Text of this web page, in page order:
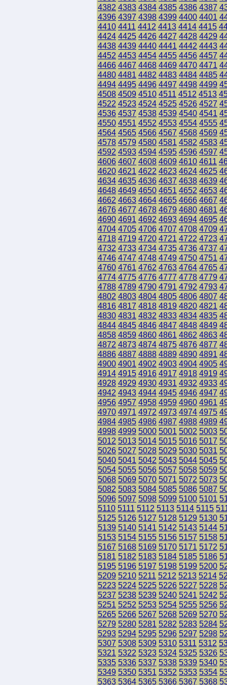
4382 4383 4384 4385 4386 4387
4396 4397 4398 4399 4400 4401
4410 4411 4412 4413 4414 4415
4424 4425 4426 4427 4428 4429
4438 4439 4440 4441 4442 4443
4452 4453 4454 4455 4456 4457
4466 4467 4468 4469 4470 4471
4480 4481 4482 4483 4484 4485
4494 4495 4496 4497 4498 4499
4508 4509 4510 4511 4512 4513
4522 4523 4524 4525 4526 4527
4536 4537 4538 4539 4540 4541
4550 4551 4552 4553 4554 4555
4564 4565 4566 4567 4568 4569
4578 4579 4580 4581 4582 4583
4592 4593 4594 4595 4596 4597
4606 4607 4608 4609 4610 4611
4620 4621 4622 4623 4624 4625
4634 4635 4636 4637 4638 4639
4648 4649 4650 4651 4652 4653
4662 4663 4664 4665 4666 4667
4676 4677 4678 4679 4680 4681
4690 4691 4692 4693 4694 4695
4704 4705 4706 4707 4708 4709
4718 4719 4720 4721 4722 4723
4732 4733 4734 4735 4736 4737
4746 4747 4748 4749 4750 4751
4760 4761 4762 4763 4764 4765
4774 4775 4776 4777 4778 4779
4788 4789 4790 4791 4792 4793
4802 4803 4804 4805 4806 4807
4816 4817 4818 4819 4820 4821
4830 4831 4832 4833 4834 4835
4844 4845 4846 4847 4848 4849
4858 4859 4860 4861 4862 4863
4872 4873 4874 4875 4876 4877
4886 4887 4888 4889 4890 4891
4900 4901 4902 4903 4904 4905
4914 4915 4916 4917 4918 4919
4928 4929 4930 4931 4932 4933
4942 4943 4944 4945 4946 4947
4956 4957 4958 4959 4960 4961
4970 4971 4972 4973 4974 4975
4984 4985 4986 4987 4988 4989
4998 4999 5000 5001 5002 5003
5012 5013 5014 5015 5016 5017
5026 5027 5028 5029 5030 5031
5040 5041 5042 5043 5044 5045
5054 5055 5056 5057 5058 5059
5068 5069 5070 5071 5072 5073
5082 5083 5084 5085 5086 5087
5096 5097 5098 5099 5100 5101
5110 5111 5112 5113 5114 5115
5125 5126 5127 5128 5129 5130
5139 5140 5141 5142 5143 5144
5153 5154 5155 5156 5157 5158
5167 5168 5169 5170 5171 5172
5181 5182 5183 5184 5185 5186
5195 5196 5197 5198 5199 5200
5209 5210 5211 5212 5213 5214
5223 5224 5225 5226 5227 5228
5237 5238 5239 5240 5241 5242
5251 5252 5253 5254 5255 5256
5265 5266 5267 5268 5269 5270
5279 5280 5281 5282 5283 5284
5293 5294 5295 5296 5297 5298
5307 5308 5309 5310 5311 5312
5321 5322 5323 5324 5325 5326
5335 5336 5337 5338 5339 5340
5349 5350 5351 5352 5353 5354
5363 5364 5365 5366 5367 5368